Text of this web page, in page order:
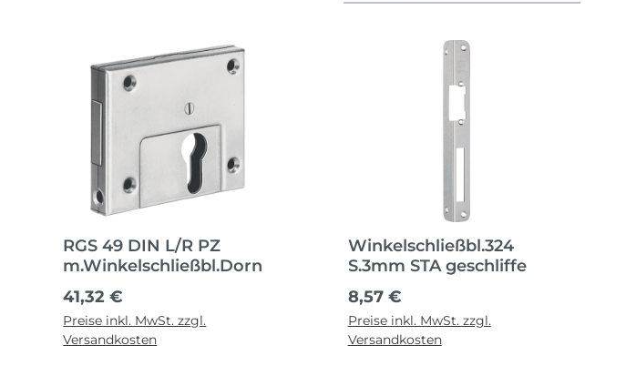
RGS 49 DIN L/R PZ
m.Winkelschließbl.Dorn
Regulärer Preis:
41,32 €
Preise inkl. MwSt. zzgl.
Versandkosten
Winkelschließbl.324
S.3mm STA geschliffe
Regulärer Preis:
8,57 €
Preise inkl. MwSt. zzgl.
Versandkosten